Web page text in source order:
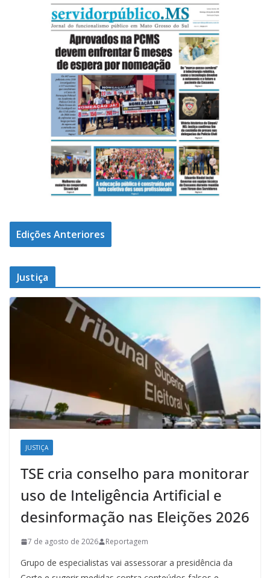
Edições Anteriores
Justiça
JUSTIÇA
TSE cria conselho para monitorar
uso de Inteligência Artificial e
desinformação nas Eleições 2026
7 de agosto de 2026 Reportagem
Grupo de especialistas vai assessorar a presidência da